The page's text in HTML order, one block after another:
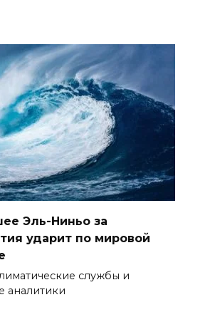
Эль-Ниньо за
ударит по мировой
службы и
аналитики